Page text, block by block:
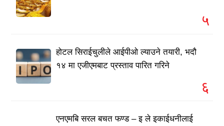
५
होटल सिराईचुलीले आईपीओ ल्याउने तयारी, भदौ
१४ मा एजीएमबाट प्रस्ताव पारित गरिने
६
एनएमबि सरल बचत फण्ड – इ ले इकाईधनीलाई